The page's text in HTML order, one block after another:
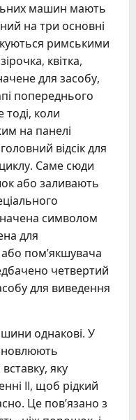
машин мають
на три основні
римськими
квітка,
для засобу,
попереднього
коли
на панелі
відсік для
Саме сюди
або заливають
символом
для
пом’якшувача
четвертий
для виведення
однакові. У
яку
II, щоб рідкий
Це пов’язано з